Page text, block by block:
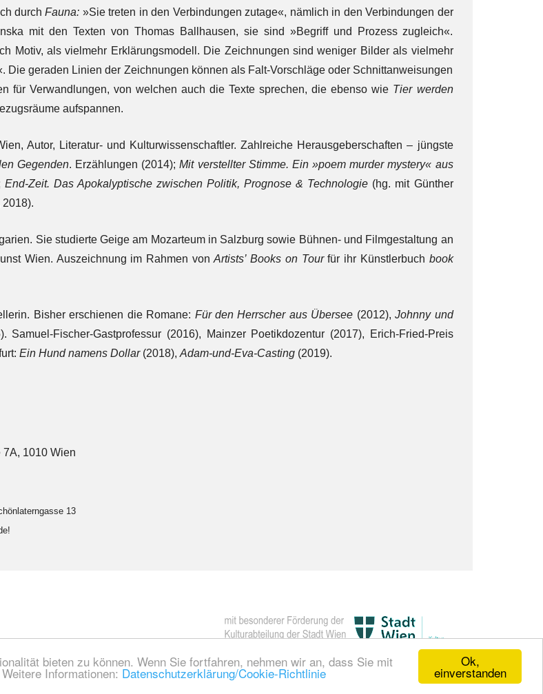
Ok,
einverstanden
bieten zu können. Wenn Sie fortfahren, nehmen wir an, dass Sie mit
Informationen: Datenschutzerklärung/Cookie-Richtlinie
durchFauna: »Sie treten in den Verbindungen zutage«, nämlich in den Verbindungen der
mit den Texten von Thomas Ballhausen, sie sind »Begriff und Prozess zugleich«.
Motiv, als vielmehr Erklärungsmodell. Die Zeichnungen sind weniger Bilder als vielmehr
Die geraden Linien der Zeichnungen können als Falt-Vorschläge oder Schnittanweisungen
für Verwandlungen, von welchen auch die Texte sprechen, die ebenso wie Tier werden
aufspannen.
Autor, Literatur- und Kulturwissenschaftler. Zahlreiche Herausgeberschaften – jüngste
Gegenden. Erzählungen (2014);Mit verstellter Stimme. Ein »poem murder mystery« aus
End-Zeit. Das Apokalyptische zwischen Politik, Prognose & Technologie (hg. mit Günther
Sie studierte Geige am Mozarteum in Salzburg sowie Bühnen- und Filmgestaltung an
Wien. Auszeichnung im Rahmen vonArtists’ Books on Tourfür ihr Künstlerbuch book
Bisher erschienen die Romane: Für den Herrscher aus Übersee (2012),Johnny und
Samuel-Fischer-Gastprofessur (2016), Mainzer Poetikdozentur (2017), Erich-Fried-Preis
Ein Hund namens Dollar(2018),Adam-und-Eva-Casting (2019).
1010 Wien
13